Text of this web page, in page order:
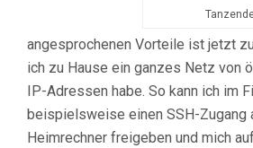
angesprochenen Vorteile ist jetzt
ich zu Hause ein ganzes Netz von
IP-Adressen habe. So kann ich im
beispielsweise einen SSH-Zugang
Heimrechner freigeben und mich